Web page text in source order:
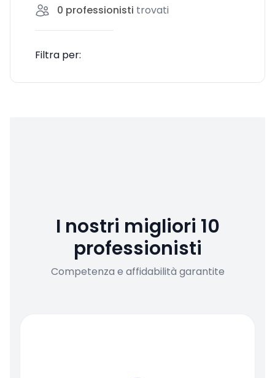
0 professionisti trovati
Filtra per:
I nostri migliori 10
professionisti
Competenza e affidabilità garantite